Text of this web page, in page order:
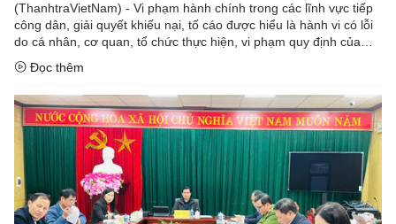
(ThanhtraVietNam) - Vi phạm hành chính trong các lĩnh vực tiếp
công dân, giải quyết khiếu nại, tố cáo được hiểu là hành vi có lỗi
do cá nhân, cơ quan, tổ chức thực hiện, vi phạm quy định của
pháp luật về tiếp công dân, giải quyết khiếu nại, tố cáo ...
Đọc thêm